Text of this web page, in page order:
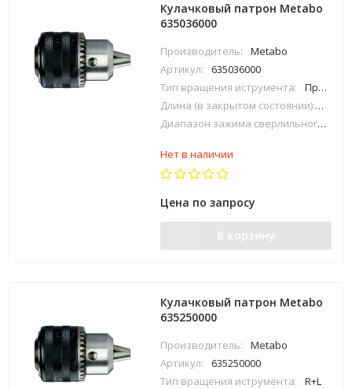
Кулачковый патрон Metabo
635036000
Производитель:
Metabo
Артикул:
635036000
Тип вращения иструмента:
Правое
Длина (в закрытом состоянии):
Диапазон зажима сверлильного патрона:
Нет в наличии
Цена по запросу
В корзину
Кулачковый патрон Metabo
635250000
Производитель:
Metabo
Артикул:
635250000
Тип вращения иструмента:
R+L